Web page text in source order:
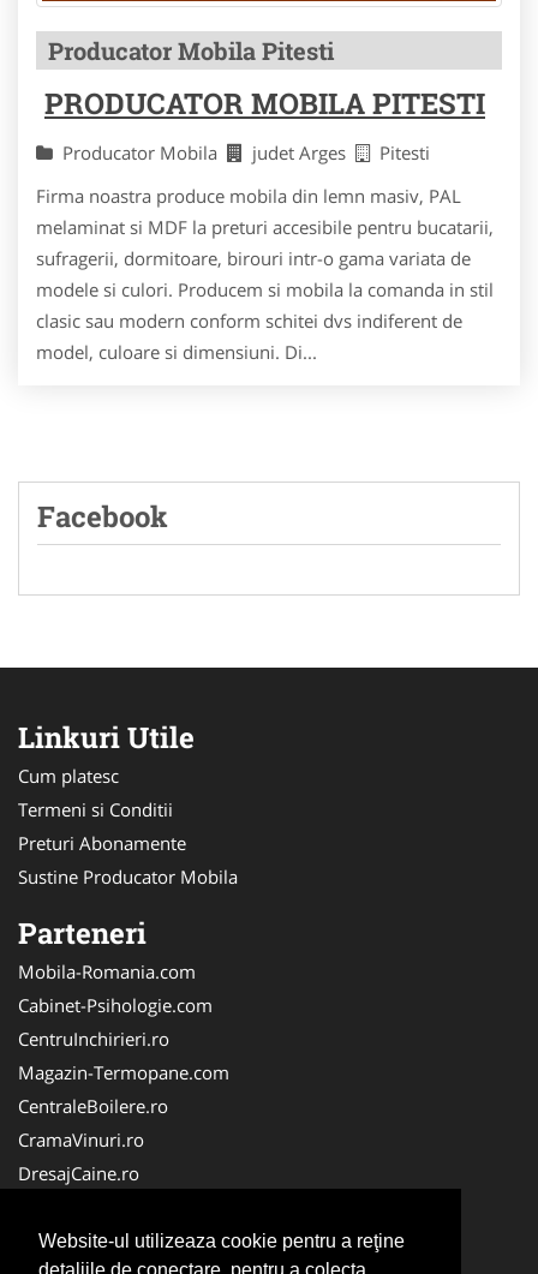
Website-ul utilizeaza cookie pentru a reţine
Producator Mobila Pitesti
PRODUCATOR MOBILA PITESTI
Producator Mobila judet Arges
Pitesti
Firma noastra produce mobila din lemn masiv, PAL
melaminat si MDF la preturi accesibile pentru bucatarii,
sufragerii, dormitoare, birouri intr-o gama variata de
modele si culori. Producem si mobila la comanda in stil
clasic sau modern conform schitei dvs indiferent de
model, culoare si dimensiuni. Di...
Facebook
Linkuri Utile
Cum platesc
Termeni si Conditii
Preturi Abonamente
Sustine Producator Mobila
Parteneri
Mobila-Romania.com
Cabinet-Psihologie.com
CentruInchirieri.ro
Magazin-Termopane.com
CentraleBoilere.ro
CramaVinuri.ro
DresajCaine.ro
Alpinist-Utilitar.com